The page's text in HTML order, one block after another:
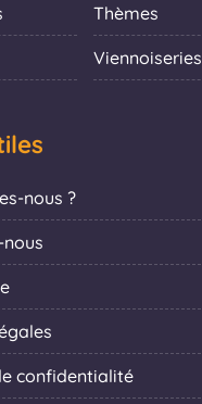
Thèmes
Viennoiseries
nous ?
confidentialité